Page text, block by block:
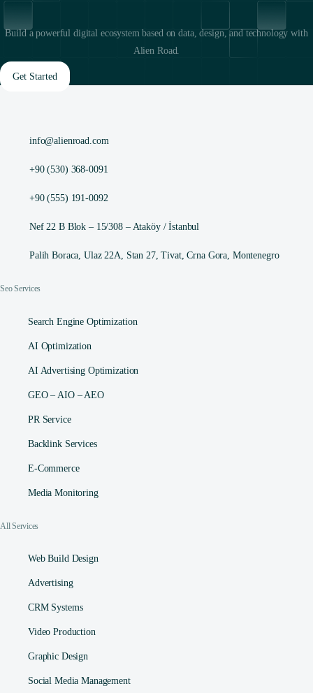
Build a powerful digital ecosystem based on data, design, and technology with
Alien Road.
Get Started
info@alienroad.com
+90 (530) 368-0091
+90 (555) 191-0092
Nef 22 B Blok – 15/308 – Ataköy / İstanbul
Palih Boraca, Ulaz 22A, Stan 27, Tivat, Crna Gora, Montenegro
Seo Services
Search Engine Optimization
AI Optimization
AI Advertising Optimization
GEO – AIO – AEO
PR Service
Backlink Services
E-Commerce
Media Monitoring
All Services
Web Build Design
Advertising
CRM Systems
Video Production
Graphic Design
Social Media Management​